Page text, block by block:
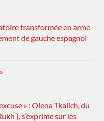
transformée en arme
de gauche espagnol
» : Olena Tkalich, du
), s’exprime sur les